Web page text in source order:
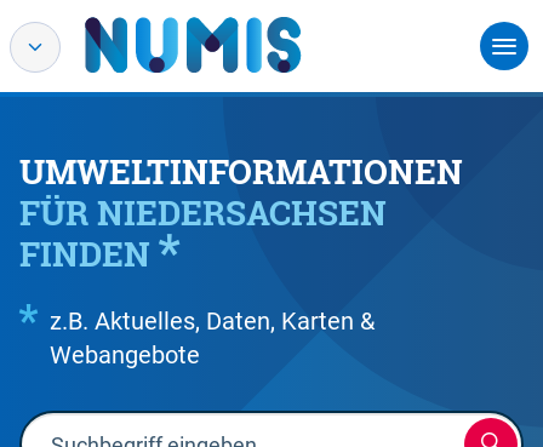
UMWELTINFORMATIONEN
FÜR NIEDERSACHSEN
FINDEN
z.B. Aktuelles, Daten, Karten &
Webangebote